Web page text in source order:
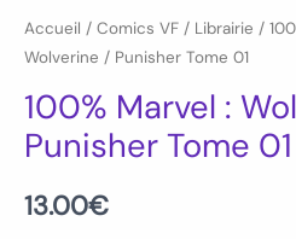
Accueil / Comics VF / Librairie /
Wolverine / Punisher Tome 01
100% Marvel :
Punisher Tome 01
13.00€